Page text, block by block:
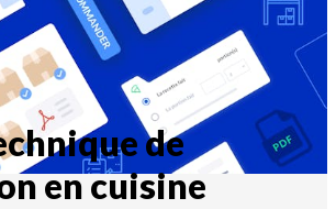
de
en cuisine